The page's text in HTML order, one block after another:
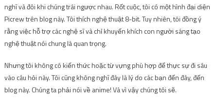
nghĩ và đôi khi chúng trái ngược nhau. Rốt cuộc, tôi có một hình đại diện
Picrew trên blog này. Tôi thích nghệ thuật 8-bit. Tuy nhiên, tôi đồng ý
rằng việc hỗ trợ các nghệ sĩ và chỉ khuyến khích con người sáng tạo
nghệ thuật nói chung là quan trọng.
Nhưng tôi không có kiến ​​thức hoặc từ vựng phù hợp để thực sự đi sâu
vào câu hỏi này. Tôi cũng không nghĩ đây là lý do các bạn đến đây, đến
blog này. Chúng ta phải nói về anime! Và vì vậy chúng tôi sẽ.